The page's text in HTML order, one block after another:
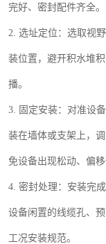
完好、密封配件齐全。
2. 选址定位：选取视
装位置，避开积水堆
播。
3. 固定安装：对准设
装在墙体或支架上，
免设备出现松动、偏移
4. 密封处理：安装完
设备闲置的线缆孔、
工况安装规范。
跑偏开关
撕裂开关
限位开关
速度传感器